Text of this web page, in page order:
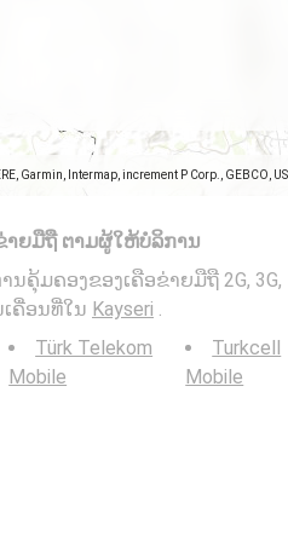
Garmin, Intermap, increment P Corp., GEBCO,
ຍມືຖື ຕາມຜູ້ໃຫ້ບໍລິການ
ຄຸ້ມຄອງຂອງເຄືອຂ່າຍມືຖື 2G, 3G,
ຄື່ອນທີ່ໃນ Kayseri .
Türk Telekom
Mobile
Turkcell
Mobile